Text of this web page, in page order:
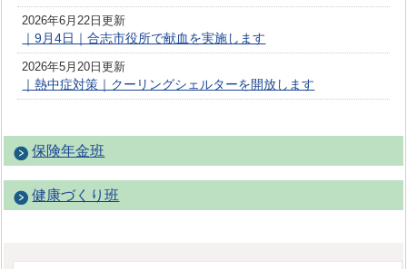
2026年6月22日更新
｜9月4日｜合志市役所で献血を実施します
2026年5月20日更新
｜熱中症対策｜クーリングシェルターを開放します
保険年金班
健康づくり班